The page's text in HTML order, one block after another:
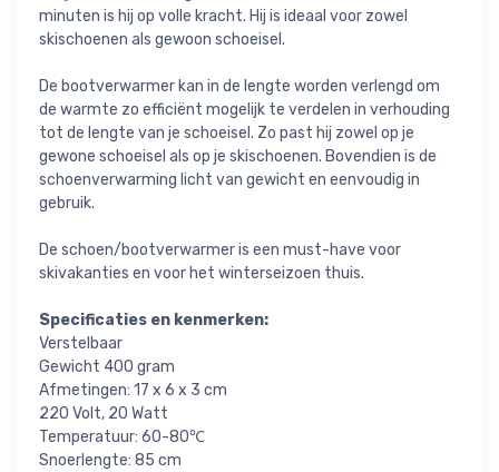
minuten is hij op volle kracht. Hij is ideaal voor zowel
skischoenen als gewoon schoeisel.
De bootverwarmer kan in de lengte worden verlengd om
de warmte zo efficiënt mogelijk te verdelen in verhouding
tot de lengte van je schoeisel. Zo past hij zowel op je
gewone schoeisel als op je skischoenen. Bovendien is de
schoenverwarming licht van gewicht en eenvoudig in
gebruik.
De schoen/bootverwarmer is een must-have voor
skivakanties en voor het winterseizoen thuis.
Specificaties en kenmerken:
Verstelbaar
Gewicht 400 gram
Afmetingen: 17 x 6 x 3 cm
220 Volt, 20 Watt
Temperatuur: 60-80℃
Snoerlengte: 85 cm